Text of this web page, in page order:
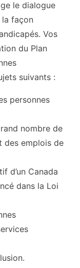
le dialogue
façon
Vos
du Plan
suivants :
nombre de
des emplois de
Canada
dans la Loi